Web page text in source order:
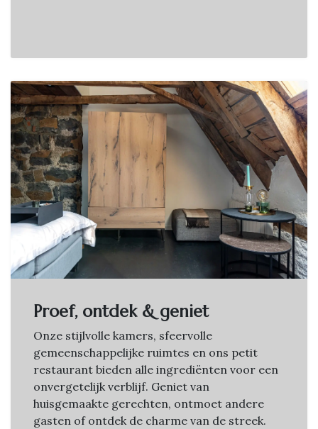
Proef, ontdek & geniet
Onze stijlvolle kamers, sfeervolle
gemeenschappelijke ruimtes en ons petit
restaurant bieden alle ingrediënten voor een
onvergetelijk verblijf. Geniet van
huisgemaakte gerechten, ontmoet andere
gasten of ontdek de charme van de streek.